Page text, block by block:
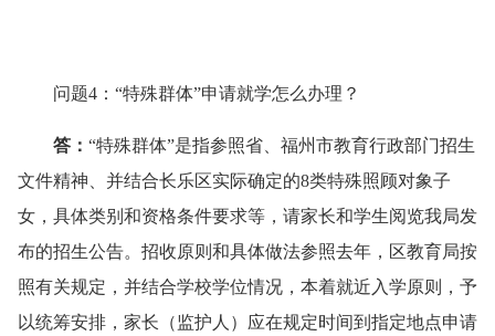
问题4：“特殊群体”申请就学怎么办理？
答 ： “特殊群体”是指参照省、福州市教育行政部门招生
文件精神、并结合长乐区实际确定的8类特殊照顾对象子
女，具体类别和资格条件要求等，请家长和学生阅览我局发
布的招生公告。招收原则和具体做法参照去年，区教育局按
照有关规定，并结合学校学位情况，本着就近入学原则，予
以统筹安排，家长（监护人）应在规定时间到指定地点申请